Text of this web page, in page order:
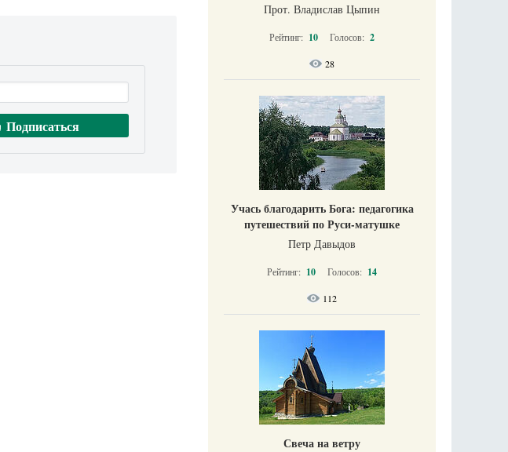
Прот. Владислав Цыпин
Рейтинг: 10 Голосов: 2
28
Учась благодарить Бога: педагогика
путешествий по Руси-матушке
Петр Давыдов
Рейтинг: 10 Голосов: 14
112
Свеча на ветру